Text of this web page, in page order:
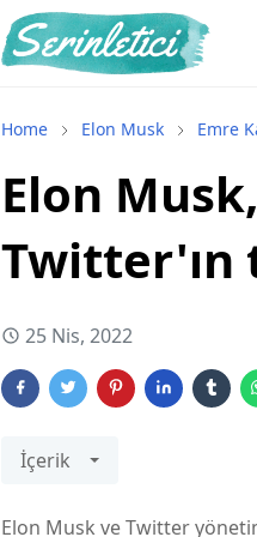
Home Elon Musk Emre
Elon
Twitter'ın
25 Nis, 2022
İçerik
Elon Musk ve Twitter